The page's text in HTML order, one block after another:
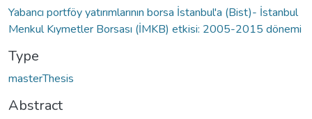
Yabancı portföy yatırımlarının borsa İstanbul'a (Bist)- İstanbul
Menkul Kıymetler Borsası (İMKB) etkisi: 2005-2015 dönemi
Type
masterThesis
Abstract